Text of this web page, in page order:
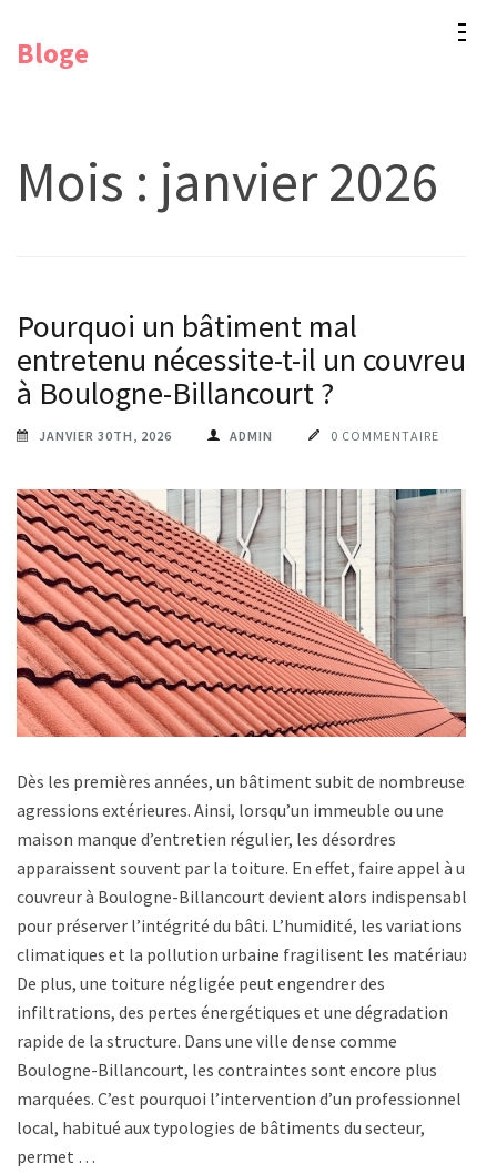
Bloge
Mois : janvier 2026
Pourquoi un bâtiment mal
entretenu nécessite-t-il un couvreur
à Boulogne-Billancourt ?
JANVIER 30TH, 2026 ADMIN 0 COMMENTAIRE
Dès les premières années, un bâtiment subit de nombreuses
agressions extérieures. Ainsi, lorsqu’un immeuble ou une
maison manque d’entretien régulier, les désordres
apparaissent souvent par la toiture. En effet, faire appel à un
couvreur à Boulogne-Billancourt devient alors indispensable
pour préserver l’intégrité du bâti. L’humidité, les variations
climatiques et la pollution urbaine fragilisent les matériaux.
De plus, une toiture négligée peut engendrer des
infiltrations, des pertes énergétiques et une dégradation
rapide de la structure. Dans une ville dense comme
Boulogne-Billancourt, les contraintes sont encore plus
marquées. C’est pourquoi l’intervention d’un professionnel
local, habitué aux typologies de bâtiments du secteur,
permet …